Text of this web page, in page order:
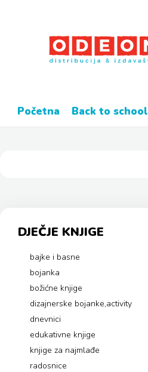
početna back to school
DJEČJE KNJIGE
bajke i basne
bojanka
božićne knjige
dizajnerske bojanke,activity
dnevnici
edukativne knjige
knjige za najmlađe
radosnice